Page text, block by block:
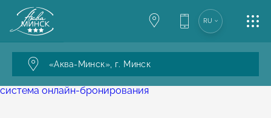
«Аква-Минск», г. Минск
RU
АКВАПАРК
МЕРОПРИЯТИЯ
система онлайн-бронирования